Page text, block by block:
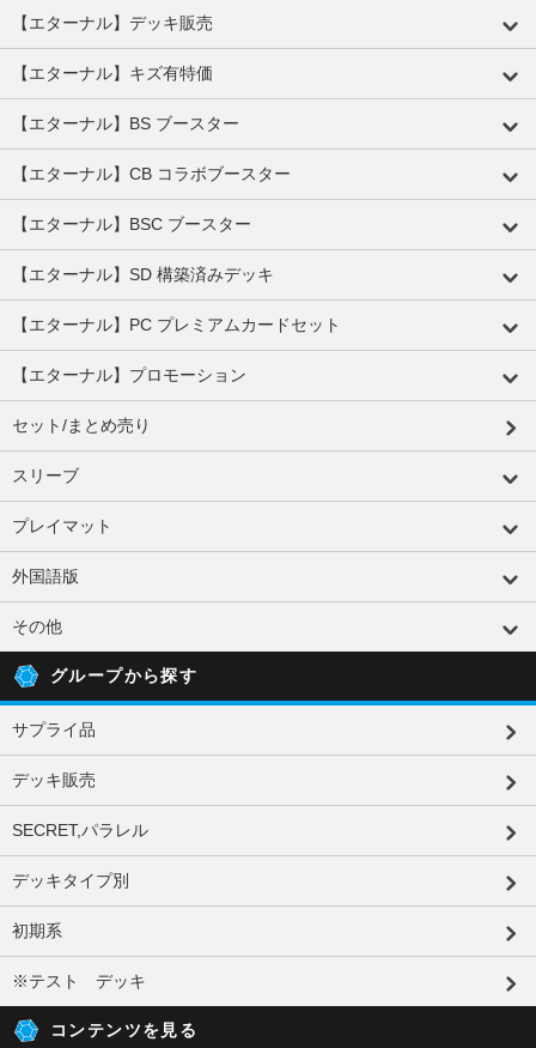
【エターナル】デッキ販売
【エターナル】キズ有特価
【エターナル】BS ブースター
【エターナル】CB コラボブースター
【エターナル】BSC ブースター
【エターナル】SD 構築済みデッキ
【エターナル】PC プレミアムカードセット
【エターナル】プロモーション
セット/まとめ売り
スリーブ
プレイマット
外国語版
その他
グループから探す
サプライ品
デッキ販売
SECRET,パラレル
デッキタイプ別
初期系
※テスト デッキ
コンテンツを見る